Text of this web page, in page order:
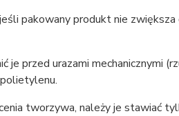
pakowany produkt nie
przed urazami mechanicznymi
tworzywa, należy je stawiać